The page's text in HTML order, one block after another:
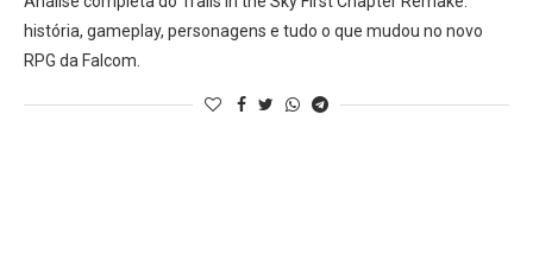
história, gameplay, personagens e tudo o que mudou no novo
RPG da Falcom.